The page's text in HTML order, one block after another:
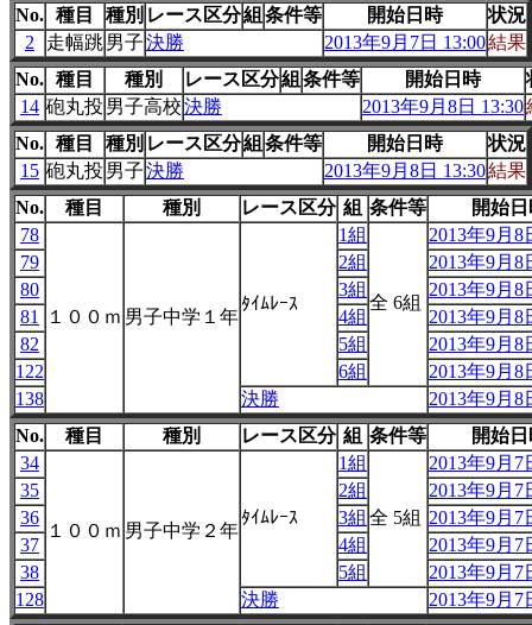
No. 種目 種別 レース区分組 条件等 開始日時
状況
2
走幅跳男子決勝 2013年9月7日 13:00結果
No. 種目 種別 レース区分組 条件等 開始日時
14 砲丸投 男子高校決勝 2013年9月8日 13:30
No. 種目 種別 レース区分組 条件等 開始日時
状況
15 砲丸投 男子決勝 2013年9月8日 13:30結果
No.
種目 種別 レース区分 組 条件等
開始
78
１００ｍ 男子中学１年
ﾀｲﾑﾚｰｽ
1組
全 6組
2013年9月8
79
2組
2013年9月8
80
3組
2013年9月8
81
4組
2013年9月8
82
5組
2013年9月8
122
6組
2013年9月8
138
決勝
2013年9月8
No.
種目 種別 レース区分 組 条件等
開始
34
１００ｍ 男子中学２年
ﾀｲﾑﾚｰｽ
1組
全 5組
2013年9月7
35
2組
2013年9月7
36
3組
2013年9月7
37
4組
2013年9月7
38
5組
2013年9月7
128
決勝
2013年9月7